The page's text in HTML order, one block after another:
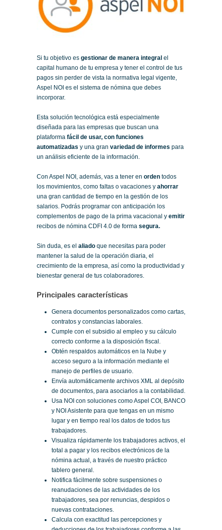
Si tu objetivo es gestionar de manera integral el
capital humano de tu empresa y tener el control de tus
pagos sin perder de vista la normativa legal vigente,
Aspel NOI es el sistema de nómina que debes
incorporar.
Esta solución tecnológica está especialmente
diseñada para las empresas que buscan una
plataforma fácil de usar, con funciones
automatizadas y una gran variedad de informes para
un análisis eficiente de la información.
Con Aspel NOI, además, vas a tener en orden todos
los movimientos, como faltas o vacaciones y ahorrar
una gran cantidad de tiempo en la gestión de los
salarios. Podrás programar con anticipación los
complementos de pago de la prima vacacional y emitir
recibos de nómina CDFI 4.0 de forma segura.
Sin duda, es el aliado que necesitas para poder
mantener la salud de la operación diaria, el
crecimiento de la empresa, así como la productividad y
bienestar general de tus colaboradores.
Principales características
Genera documentos personalizados como cartas,
contratos y constancias laborales.
Cumple con el subsidio al empleo y su cálculo
correcto conforme a la disposición fiscal.
Obtén respaldos automáticos en la Nube y
acceso seguro a la información mediante el
manejo de perfiles de usuario.
Envía automáticamente archivos XML al depósito
de documentos, para asociarlos a la contabilidad.
Usa NOI con soluciones como Aspel COI, BANCO
y NOI Asistente para que tengas en un mismo
lugar y en tiempo real los datos de todos tus
trabajadores.
Visualiza rápidamente los trabajadores activos, el
total a pagar y los recibos electrónicos de la
nómina actual, a través de nuestro práctico
tablero general.
Notifica fácilmente sobre suspensiones o
reanudaciones de las actividades de los
trabajadores, sea por renuncias, despidos o
nuevas contrataciones.
Calcula con exactitud las percepciones y